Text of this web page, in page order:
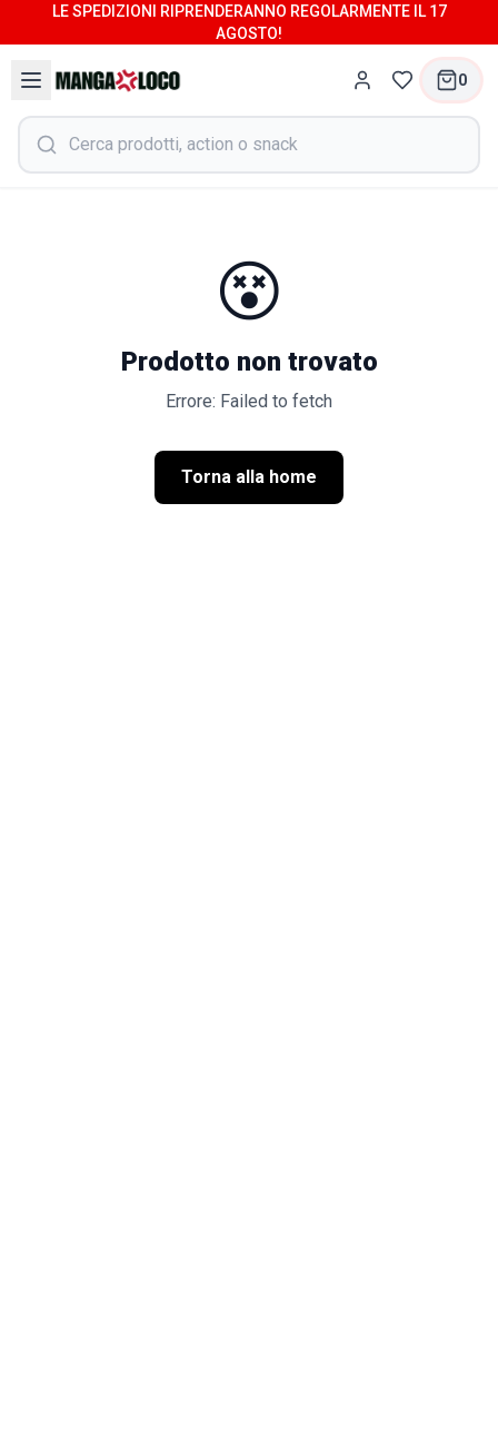
LE SPEDIZIONI RIPRENDERANNO REGOLARMENTE IL 17
AGOSTO!
0
😵
Prodotto non trovato
Errore: Failed to fetch
Torna alla home